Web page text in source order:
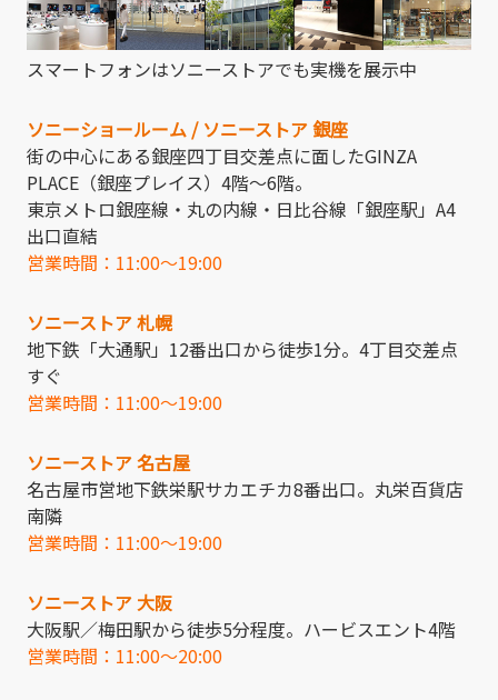
スマートフォンはソニーストアでも実機を展示中
ソニーショールーム / ソニーストア 銀座
街の中心にある銀座四丁目交差点に面したGINZA
PLACE（銀座プレイス）4階～6階。
東京メトロ銀座線・丸の内線・日比谷線「銀座駅」A4
出口直結
営業時間：11:00～19:00
ソニーストア 札幌
地下鉄「大通駅」12番出口から徒歩1分。4丁目交差点
すぐ
営業時間：11:00～19:00
ソニーストア 名古屋
名古屋市営地下鉄栄駅サカエチカ8番出口。丸栄百貨店
南隣
営業時間：11:00～19:00
ソニーストア 大阪
大阪駅／梅田駅から徒歩5分程度。ハービスエント4階
営業時間：11:00～20:00